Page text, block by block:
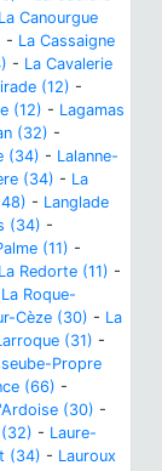
La Canourgue
- La Cassaigne
- La Cavalerie
(12) -
(12) - Lagamas
(32) -
(34) - Lalanne-
(34) - La
- Langlade
(34) -
(11) -
La Redorte (11) -
La Roque-
Cèze (30) - La
(31) -
Propre
(66) -
(30) -
- Laure-
(34) - Lauroux